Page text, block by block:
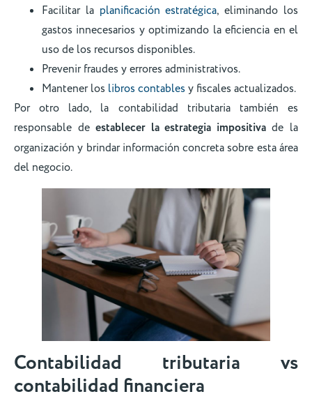
Facilitar la planificación estratégica, eliminando los
gastos innecesarios y optimizando la eficiencia en el
uso de los recursos disponibles.
Prevenir fraudes y errores administrativos.
Mantener los libros contablesy fiscales actualizados.
Por otro lado, la contabilidad tributaria también es
responsable deestablecer la estrategia impositivade la
organización y brindar información concreta sobre esta área
del negocio.
Contabilidad tributaria vs
contabilidad financiera